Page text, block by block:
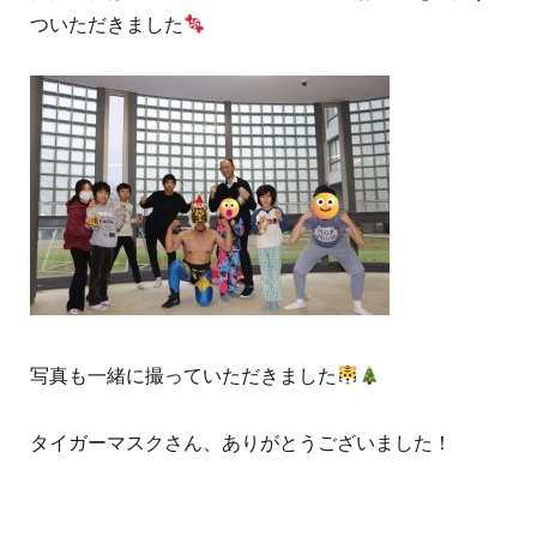
ついただきました
写真も一緒に撮っていただきました
タイガーマスクさん、ありがとうございました！